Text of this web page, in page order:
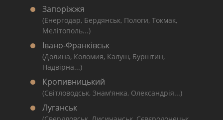
Запоріжжя
(Енергодар, Бердянськ, Пологи, Токмак,
Мелітополь...)
Івано-Франківськ
(Долина, Коломия, Калуш, Бурштин,
Надвірна...)
Кропивницький
(Світловодськ, Знам'янка, Олександрія...)
Луганськ